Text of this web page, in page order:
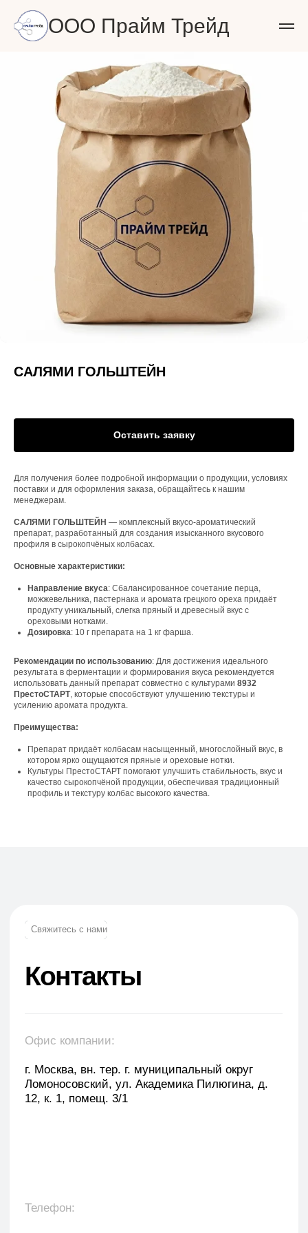
ООО Прайм Трейд
САЛЯМИ ГОЛЬШТЕЙН
Оставить заявку
Для получения более подробной информации о продукции, условиях
поставки и для оформления заказа, обращайтесь к нашим
менеджерам.
САЛЯМИ ГОЛЬШТЕЙН — комплексный вкусо-ароматический
препарат, разработанный для создания изысканного вкусового
профиля в сырокопчёных колбасах.
Основные характеристики:
Направление вкуса: Сбалансированное сочетание перца,
можжевельника, пастернака и аромата грецкого ореха придаёт
продукту уникальный, слегка пряный и древесный вкус с
ореховыми нотками.
Дозировка: 10 г препарата на 1 кг фарша.
Рекомендации по использованию: Для достижения идеального
результата в ферментации и формирования вкуса рекомендуется
использовать данный препарат совместно с культурами 8932
ПрестоСТАРТ, которые способствуют улучшению текстуры и
усилению аромата продукта.
Преимущества:
Препарат придаёт колбасам насыщенный, многослойный вкус, в
котором ярко ощущаются пряные и ореховые нотки.
Культуры ПрестоСТАРТ помогают улучшить стабильность, вкус и
качество сырокопчёной продукции, обеспечивая традиционный
профиль и текстуру колбас высокого качества.
Свяжитесь с нами
Контакты
E-mail:
г. Москва, вн. тер. г. муниципальный округ
Ломоносовский, ул. Академика Пилюгина, д.
12, к. 1, помещ. 3/1